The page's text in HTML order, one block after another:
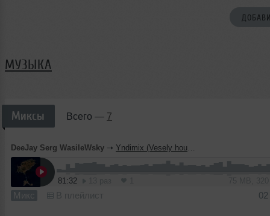
МУЗЫКА
Миксы Всего — 7
DeeJay Serg WasileWsky ➝ Yndimix (Vesely housemix) @ Digiwork Records - 011210 (320 kbs)
81:32
Микс В плейлист